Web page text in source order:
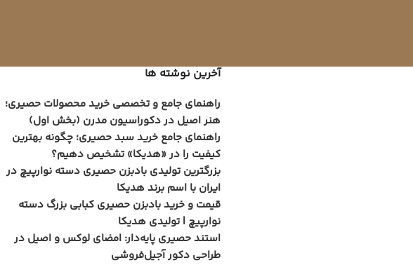
آخرین نوشته ها
راهنمای جامع و تخصصی خرید محصولات حصیری؛
هنر اصیل در دکوراسیون مدرن (بخش اول)
راهنمای جامع خرید سبد حصیری؛ چگونه بهترین
کیفیت را در «هدیکا» تشخیص دهیم؟
بزرگترین تولیدی بادبزن حصیری دسته نوارپیچ در
ایران با اسم برند هدیکا
قیمت و خرید بادبزن حصیری کبابی بزرگ دسته
نوارپیچ | تولیدی هدیکا
استند حصیری پایه‌دار: امضای لوکس و اصیل در
طراحی دکور آجیل‌فروشی